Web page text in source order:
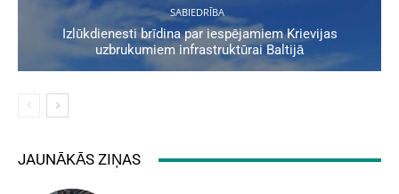
SABIEDRĪBA
Izlūkdienesti brīdina par iespējamiem Krievijas
uzbrukumiem infrastruktūrai Baltijā
JAUNĀKĀS ZIŅAS